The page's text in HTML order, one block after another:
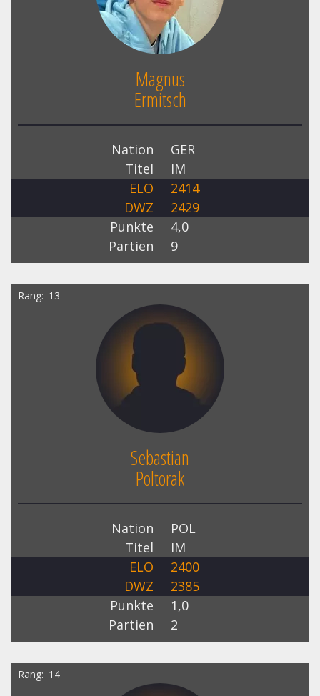
Magnus
Ermitsch
Nation
GER
Titel
IM
ELO
2414
DWZ
2429
Punkte
4,0
Partien
9
Rang 13
Sebastian
Poltorak
Nation
POL
Titel
IM
ELO
2400
DWZ
2385
Punkte
1,0
Partien
2
Rang 14